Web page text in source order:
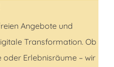
Angebote und
Transformation. Ob
Erlebnisräume – wir